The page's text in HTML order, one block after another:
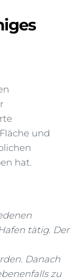
und
hat.
tätig. Der
Danach
zu